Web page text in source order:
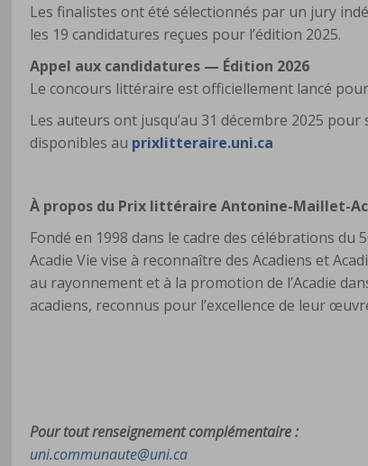
Les finalistes ont été sélectionnés par un jury
les 19 candidatures reçues pour l’édition 2025.
Appel aux candidatures — Édition 2026
Le concours littéraire est officiellement lancé
Les auteurs ont jusqu’au 31 décembre 2025
disponibles au prixlitteraire.uni.ca
À propos du Prix littéraire Antonine-Maillet-
Fondé en 1998 dans le cadre des célébrations du
Acadie Vie vise à reconnaître des Acadiens et
au rayonnement et à la promotion de l’Acadie
acadiens, reconnus pour l’excellence de leur
Pour tout renseignement complémentaire :
uni.communaute@uni.ca